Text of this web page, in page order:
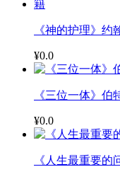
《神的护理》
¥0.0
《三位一体》
¥0.0
《人生最重要